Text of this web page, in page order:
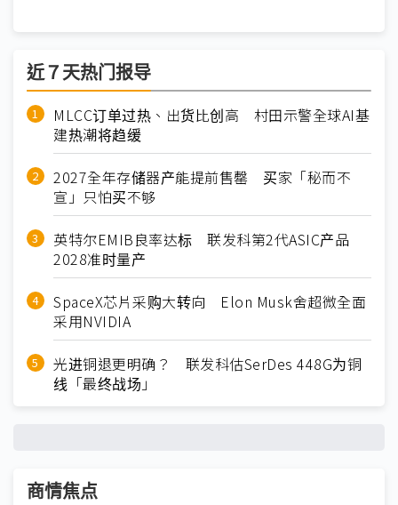
近７天热门报导
MLCC订单过热、出货比创高 村田示警全球AI基
建热潮将趋缓
2027全年存储器产能提前售罄 买家「秘而不
宣」只怕买不够
英特尔EMIB良率达标 联发科第2代ASIC产品
2028准时量产
SpaceX芯片采购大转向 Elon Musk舍超微全面
采用NVIDIA
光进铜退更明确？ 联发科估SerDes 448G为铜
线「最终战场」
商情焦点